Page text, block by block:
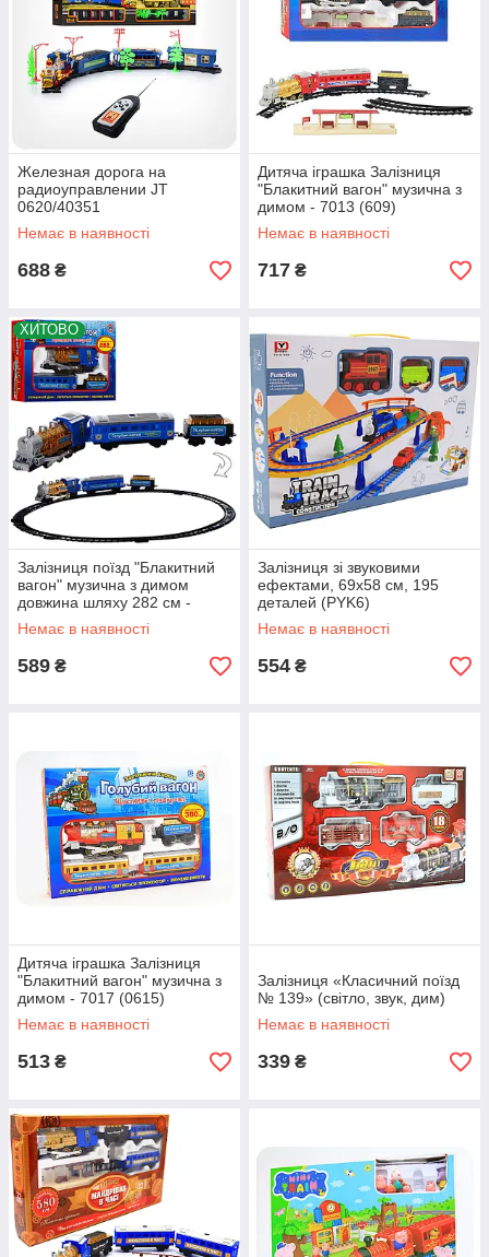
Железная дорога на
радиоуправлении JT
0620/40351
Немає в наявності
688 ₴
Дитяча іграшка Залізниця
"Блакитний вагон" музична з
димом - 7013 (609)
Немає в наявності
717 ₴
ХИТОВО
Залізниця поїзд "Блакитний
вагон" музична з димом
довжина шляху 282 см -
70144
Немає в наявності
589 ₴
Залізниця зі звуковими
ефектами, 69х58 см, 195
деталей (PYK6)
Немає в наявності
554 ₴
Дитяча іграшка Залізниця
"Блакитний вагон" музична з
димом - 7017 (0615)
Немає в наявності
513 ₴
Залізниця «Класичний поїзд
№ 139» (світло, звук, дим)
Немає в наявності
339 ₴